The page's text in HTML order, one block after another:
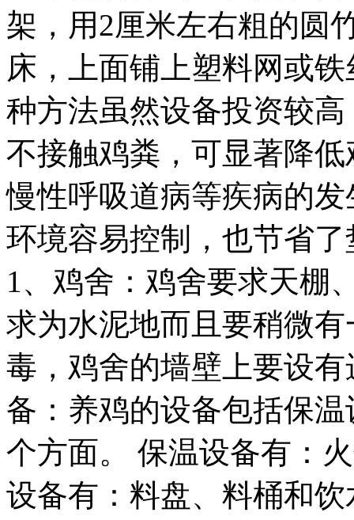
架，用2厘米左右粗的圆
床，上面铺上塑料网或
种方法虽然设备投资较
不接触鸡粪，可显著降
慢性呼吸道病等疾病的
环境容易控制，也节省
1、鸡舍：鸡舍要求天棚
求为水泥地而且要稍微
毒，鸡舍的墙壁上要设
备：养鸡的设备包括保
个方面。 保温设备有：
设备有：料盘、料桶和